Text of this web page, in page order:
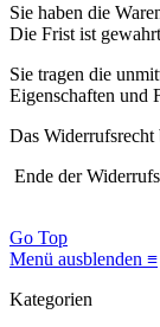
Sie haben die
Die Frist ist
Sie tragen die
Eigenschaften und
Das Widerrufsrecht
Ende der
Go Top
Menü ausblenden ≡
Kategorien